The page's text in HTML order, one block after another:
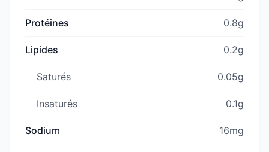
Protéines 0.8g
Lipides 0.2g
Saturés 0.05g
Insaturés 0.1g
Sodium 16mg